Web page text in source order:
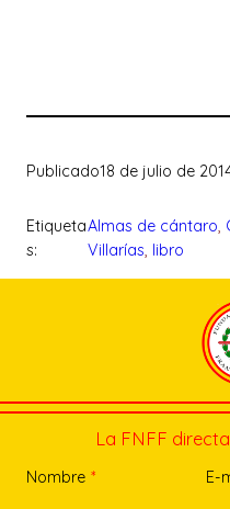
Publicado18 de julio de
Etiqueta
s:
Almas de cántaro,
Villarías, libro
La FNFF
Nombre * E-